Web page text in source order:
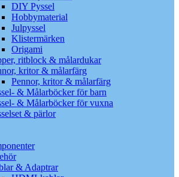
DIY Pyssel
Hobbymaterial
Julpyssel
Klistermärken
Origami
ritblock & målardukar
kritor & målarfärg
Pennor, kritor & målarfärg
& Målarböcker för barn
& Målarböcker för vuxna
& pärlor
& Adaptrar